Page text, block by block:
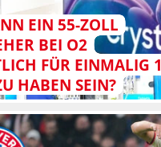
EIN 55-ZOLL
BEI O2
FÜR EINMALIG 1
HABEN SEIN?